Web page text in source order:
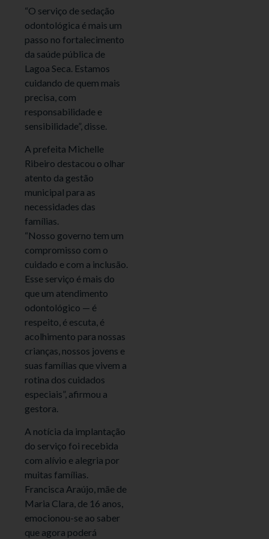
“O serviço de sedação
odontológica é mais um
passo no fortalecimento
da saúde pública de
Lagoa Seca. Estamos
cuidando de quem mais
precisa, com
responsabilidade e
sensibilidade”, disse.
A prefeita Michelle
Ribeiro destacou o olhar
atento da gestão
municipal para as
necessidades das
famílias.
“Nosso governo tem um
compromisso com o
cuidado e com a inclusão.
Esse serviço é mais do
que um atendimento
odontológico — é
respeito, é escuta, é
acolhimento para nossas
crianças, nossos jovens e
suas famílias que vivem a
rotina dos cuidados
especiais”, afirmou a
gestora.
A notícia da implantação
do serviço foi recebida
com alívio e alegria por
muitas famílias.
Francisca Araújo, mãe de
Maria Clara, de 16 anos,
emocionou-se ao saber
que agora poderá